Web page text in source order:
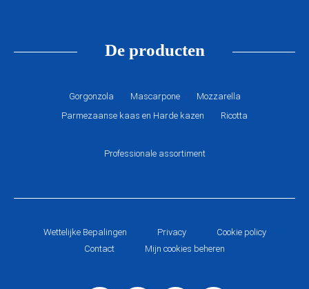
De producten
Gorgonzola Mascarpone
Mozzarella
Parmezaanse kaas en Harde kazen
Ricotta
Professionale assortiment
Wettelijke Bepalingen Privacy
Cookie policy
Contact
Mijn cookies beheren